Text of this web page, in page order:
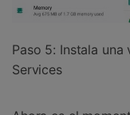
Paso 5: Instala
Services